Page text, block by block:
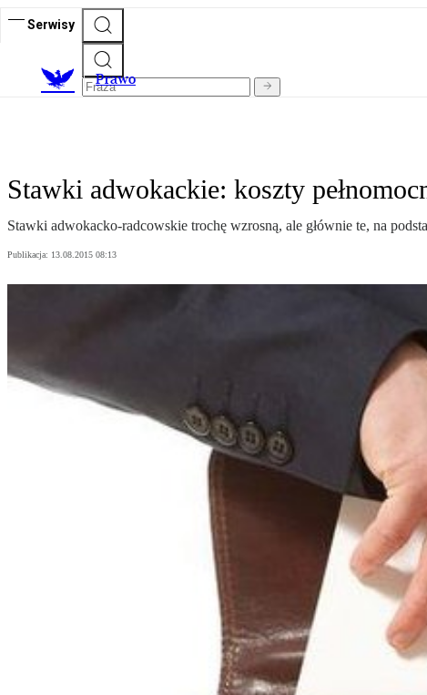
Serwisy
Prawo
Stawki adwokackie: koszty
Stawki adwokacko-radcowskie trochę wzrosną, ale głównie te, na
Publikacja: 13.08.2015 08:13